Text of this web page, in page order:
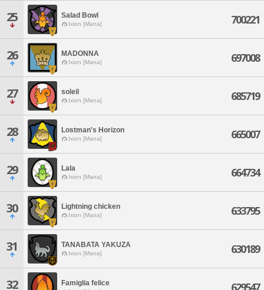
25 Salad Bowl
Ixion [Mana] 700221
26 MADONNA
Ixion [Mana] 697008
27 soleil
Ixion [Mana] 685719
28 Lostman's Horizon
Ixion [Mana] 665007
29 Lala
Ixion [Mana] 664734
30 Lightning chicken
Ixion [Mana] 633795
31 TANABATA YAKUZA
Ixion [Mana] 630189
32 Famiglia felice 629547